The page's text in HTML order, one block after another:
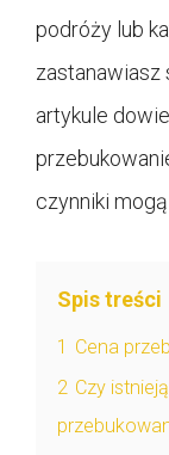
podróży lub
zastanawiasz
artykule
czynniki mogą
Spis treści
1 Cena
2 Czy